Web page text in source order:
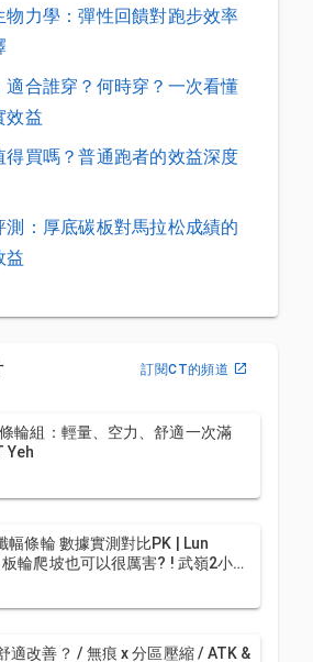
物力學：彈性回饋對跑步效率
適合誰穿？何時穿？一次看懂
效益
得買嗎？普通跑者的效益深度
測：厚底碳板對馬拉松成績的
益
訂閱CT的頻道
輪組：輕量、空力、舒適一次滿
Yeh
幅條輪 數據實測對比PK | Lun
坡也可以很厲害? ! 武嶺2小時
超高 | 公路車 | CT Yeh
x 分區壓縮 / ATK &